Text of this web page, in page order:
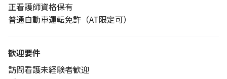
正看護師資格保有
普通自動車運転免許（AT限定可）
歓迎要件
訪問看護未経験者歓迎